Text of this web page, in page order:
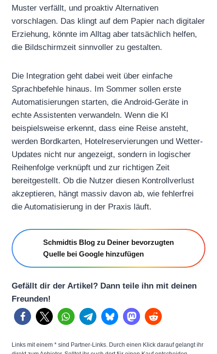
Muster verfällt, und proaktiv Alternativen
vorschlagen. Das klingt auf dem Papier nach digitaler
Erziehung, könnte im Alltag aber tatsächlich helfen,
die Bildschirmzeit sinnvoller zu gestalten.
Die Integration geht dabei weit über einfache
Sprachbefehle hinaus. Im Sommer sollen erste
Automatisierungen starten, die Android-Geräte in
echte Assistenten verwandeln. Wenn die KI
beispielsweise erkennt, dass eine Reise ansteht,
werden Bordkarten, Hotelreservierungen und Wetter-
Updates nicht nur angezeigt, sondern in logischer
Reihenfolge verknüpft und zur richtigen Zeit
bereitgestellt. Ob die Nutzer diesen Kontrollverlust
akzeptieren, hängt massiv davon ab, wie fehlerfrei
die Automatisierung in der Praxis läuft.
Schmidtis Blog zu Deiner bevorzugten
Quelle bei Google hinzufügen
Gefällt dir der Artikel? Dann teile ihn mit deinen
Freunden!
Links mit einem * sind Partner-Links. Durch einen Klick darauf gelangt ihr